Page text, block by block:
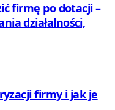
firmę po dotacji –
działalności,
firmy i jak je